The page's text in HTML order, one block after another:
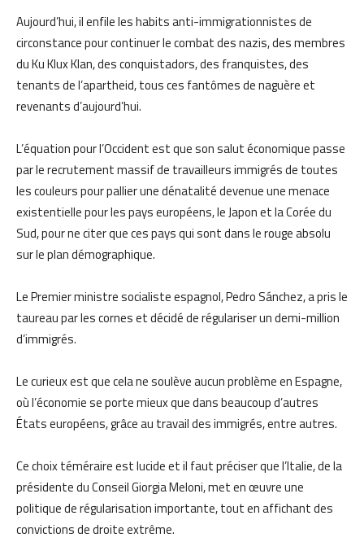
Aujourd’hui, il enfile les habits anti-immigrationnistes de
circonstance pour continuer le combat des nazis, des membres
du Ku Klux Klan, des conquistadors, des franquistes, des
tenants de l’apartheid, tous ces fantômes de naguère et
revenants d’aujourd’hui.
L’équation pour l’Occident est que son salut économique passe
par le recrutement massif de travailleurs immigrés de toutes
les couleurs pour pallier une dénatalité devenue une menace
existentielle pour les pays européens, le Japon et la Corée du
Sud, pour ne citer que ces pays qui sont dans le rouge absolu
sur le plan démographique.
Le Premier ministre socialiste espagnol, Pedro Sánchez, a pris le
taureau par les cornes et décidé de régulariser un demi-million
d’immigrés.
Le curieux est que cela ne soulève aucun problème en Espagne,
où l’économie se porte mieux que dans beaucoup d’autres
États européens, grâce au travail des immigrés, entre autres.
Ce choix téméraire est lucide et il faut préciser que l’Italie, de la
présidente du Conseil Giorgia Meloni, met en œuvre une
politique de régularisation importante, tout en affichant des
convictions de droite extrême.